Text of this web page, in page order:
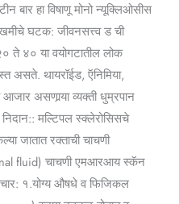
बार हा विषाणू मोनो न्यूक्लिओसीस
घटक: जीवनसत्त्व ड ची
४० या वयोगटातील लोक
असते. थायरॉईड, ऍनिमिया,
असणार्‍या व्यक्ती धुम्रपान
मल्टिपल स्क्लेरोसिसचे
जातात रक्ताची चाचणी
fluid) चाचणी एमआरआय स्कॅन
१.योग्य औषधे व फिजिकल